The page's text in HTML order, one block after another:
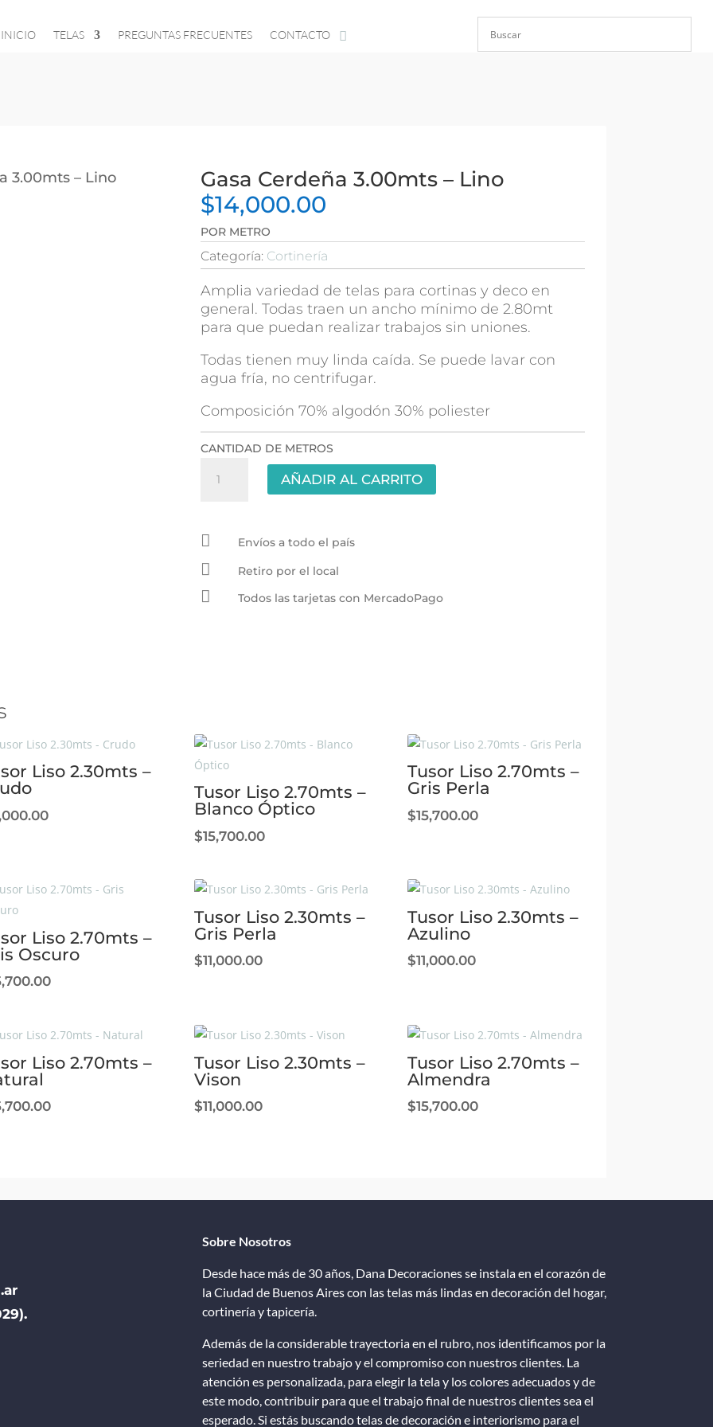
INICIO TELAS PREGUNTAS FRECUENTES CONTACTO
3.00mts – Lino Gasa Cerdeña 3.00mts – Lino
$14,000.00
POR METRO
Categoría: Cortinería
Amplia variedad de telas para cortinas y deco en
general. Todas traen un ancho mínimo de 2.80mt
para que puedan realizar trabajos sin uniones.
Todas tienen muy linda caída. Se puede lavar con
agua fría, no centrifugar.
Composición 70% algodón 30% poliester
CANTIDAD DE METROS
Cerdeña
Lino
AÑADIR AL CARRITO
 Envíos a todo el país
 Retiro por el local
 Todos las tarjetas con MercadoPago
Liso 2.30mts –
Tusor Liso 2.70mts –
Blanco Óptico
$15,700.00
Tusor Liso 2.70mts –
Gris Perla
$15,700.00
Liso 2.70mts –
Oscuro
Tusor Liso 2.30mts –
Gris Perla
$11,000.00
Tusor Liso 2.30mts –
Azulino
$11,000.00
Liso 2.70mts –
Tusor Liso 2.30mts –
Vison
$11,000.00
Tusor Liso 2.70mts –
Almendra
$15,700.00
Sobre Nosotros
Desde hace más de 30 años, Dana Decoraciones se instala en el corazón de
la Ciudad de Buenos Aires con las telas más lindas en decoración del hogar,
cortinería y tapicería.
Además de la considerable trayectoria en el rubro, nos identificamos por la
seriedad en nuestro trabajo y el compromiso con nuestros clientes. La
atención es personalizada, para elegir la tela y los colores adecuados y de
este modo, contribuir para que el trabajo final de nuestros clientes sea el
esperado. Si estás buscando telas de decoración e interiorismo para el